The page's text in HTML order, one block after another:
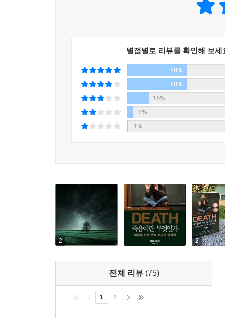
느낌이 들까? 여기서 보충설명이 필요할 것 같다.
언제부턴가 이 사례에 대해 설명할 때마다 학생들
“경험 기계 속에 있는 동안 기계들이 몰래 제 간을
나는 여러분에게 이와 같은 어떤 것들도 상상하
테니 그럴 위험은 없다. 한 가지 더 당부하고 싶은
다만 여기서는 ‘모든’ 사람들이 경험 기계에 연결
다시 한번 말하지만 지금 내가 여러분에게 묻고
동안 신나고 흥미로운 체험을 해볼지 묻고 있는
를 묻고 있는 것이다. 물론 가슴 아픈 일이기는
“육체 없이도 정신(영혼)이 존재할 수 있다고 ‘생
자세히 살피고, 그 주장에 어떤 오류가 있는지 금
케이건 교수는 영혼이나 정신의 존재를 증명하
존재 앞에서 쉽게 심리적 믿음을 택하게 되는 현상
―영혼은 영원히 죽지 않는가
그런데 우리는 그것들을 현상계의 물질적 대상
존재여야 한다. 우리는 이성을 통해 이데아를
영혼이라는 의미다. 따라서 영혼은 영원히 존재
파괴되지 않는 순수하고 단순한 존재이기 때문에
논증을 흥미진진하게 소개하고는 결국 논리적 모
―나는 왜 내가 될 수 있는가
영혼의 존재와 불멸성에 관해 살폈지만 “삶이 끝
별점별로 리뷰를 확인해 보세
40%
40%
15%
4%
1%
2 2
전체 리뷰 (75)
1 2